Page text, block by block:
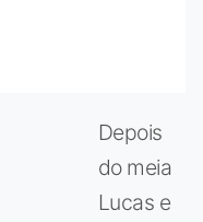
Depois
do meia
Lucas e